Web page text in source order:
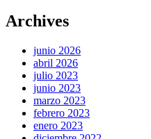
Archives
junio 2026
abril 2026
julio 2023
junio 2023
marzo 2023
febrero 2023
enero 2023